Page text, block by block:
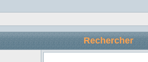
Rechercher